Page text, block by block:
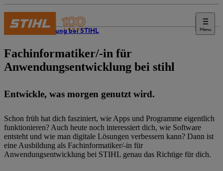
Menu
Ausbildung bei STIHL
Fachinformatiker/-in für
Anwendungsentwicklung bei stihl
Entwickle, was morgen genutzt wird.
Schon früh hat dich fasziniert, wie Apps und Programme eigentlich
funktionieren? Auch heute noch interessiert dich, wie Software
entsteht und wie man digitale Lösungen verbessern kann? Dann ist
eine Ausbildung als Fachinformatiker/-in für
Anwendungsentwicklung bei STIHL genau das Richtige für dich.